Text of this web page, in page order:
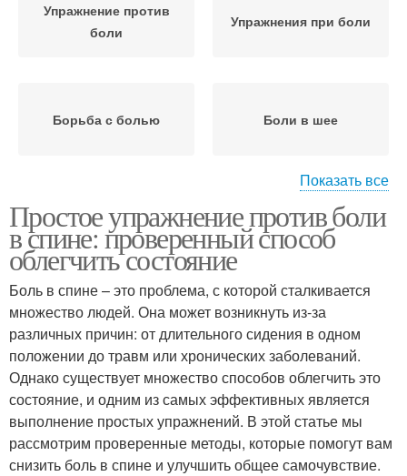
Упражнение против
боли
Упражнения при боли
Борьба с болью Боли в шее
Боль в шее Спин в области
Показать все
Простое упражнение против боли
в спине: проверенный способ
облегчить состояние
Боль в спине – это проблема, с которой сталкивается
множество людей. Она может возникнуть из-за
различных причин: от длительного сидения в одном
положении до травм или хронических заболеваний.
Однако существует множество способов облегчить это
состояние, и одним из самых эффективных является
выполнение простых упражнений. В этой статье мы
рассмотрим проверенные методы, которые помогут вам
снизить боль в спине и улучшить общее самочувствие.